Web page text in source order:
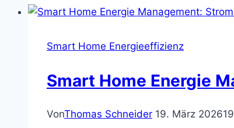
für
Smart Home Energieeffizienz
Smart Home Energie
VonThomas Schneider 19. März 2026